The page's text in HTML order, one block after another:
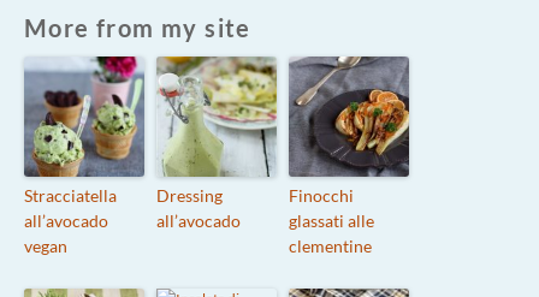
More from my site
Stracciatella
all’avocado
vegan
Dressing
all’avocado
Finocchi
glassati alle
clementine